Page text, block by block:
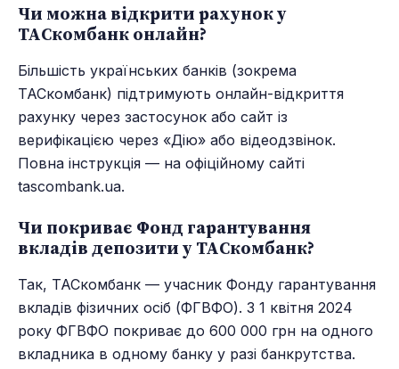
Чи можна відкрити рахунок у
ТАСкомбанк онлайн?
Більшість українських банків (зокрема
ТАСкомбанк) підтримують онлайн-відкриття
рахунку через застосунок або сайт із
верифікацією через «Дію» або відеодзвінок.
Повна інструкція — на офіційному сайті
tascombank.ua.
Чи покриває Фонд гарантування
вкладів депозити у ТАСкомбанк?
Так, ТАСкомбанк — учасник Фонду гарантування
вкладів фізичних осіб (ФГВФО). З 1 квітня 2024
року ФГВФО покриває до 600 000 грн на одного
вкладника в одному банку у разі банкрутства.